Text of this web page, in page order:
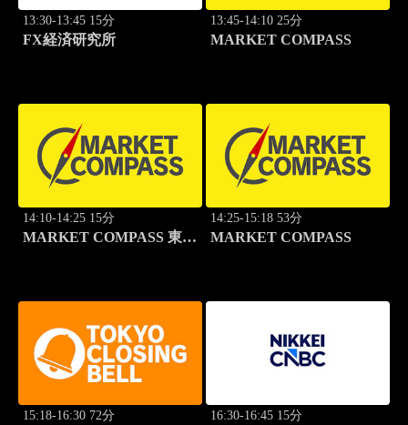
13:30-13:45 15分
FX経済研究所
13:45-14:10 25分
MARKET COMPASS
14:10-14:25 15分
MARKET COMPASS 東証
14:25-15:18 53分
MARKET COMPASS
15:18-16:30 72分 16:30-16:45 15分